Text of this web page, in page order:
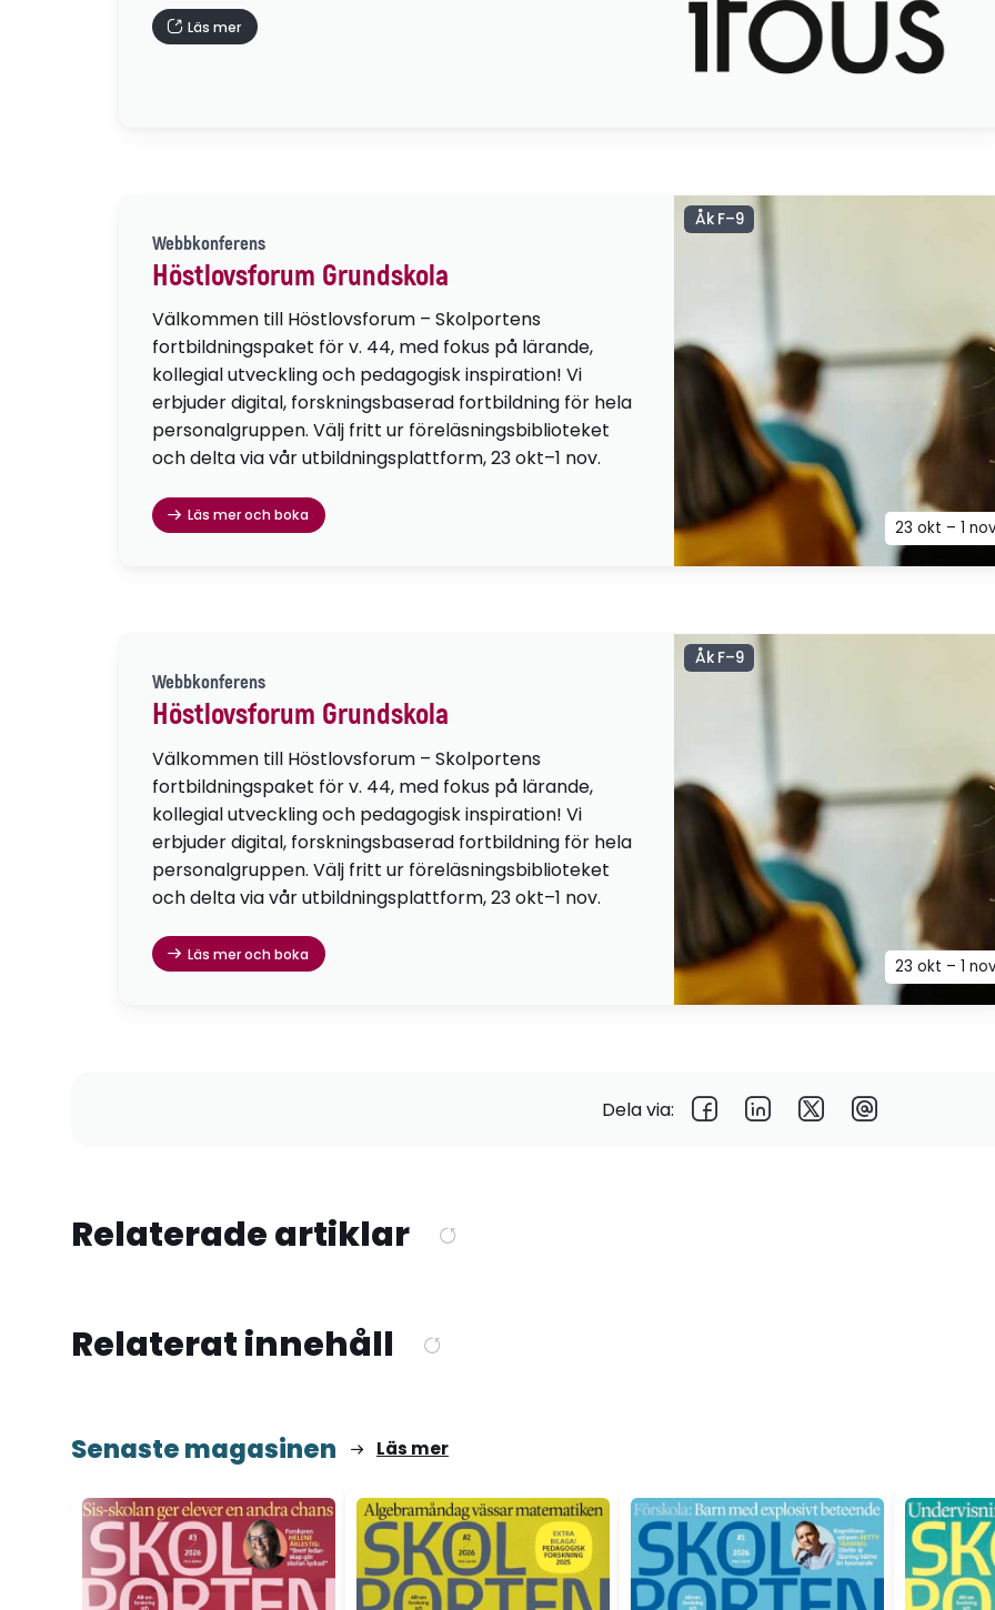
Läs mer
Webbkonferens
Höstlovsforum Grundskola
Välkommen till Höstlovsforum – Skolportens
fortbildningspaket för v. 44, med fokus på lärande,
kollegial utveckling och pedagogisk inspiration! Vi
erbjuder digital, forskningsbaserad fortbildning för hela
personalgruppen. Välj fritt ur föreläsningsbiblioteket
och delta via vår utbildningsplattform, 23 okt–1 nov.
Läs mer och boka
Åk F–9
23 okt – 1
Webbkonferens
Höstlovsforum Grundskola
Välkommen till Höstlovsforum – Skolportens
fortbildningspaket för v. 44, med fokus på lärande,
kollegial utveckling och pedagogisk inspiration! Vi
erbjuder digital, forskningsbaserad fortbildning för hela
personalgruppen. Välj fritt ur föreläsningsbiblioteket
och delta via vår utbildningsplattform, 23 okt–1 nov.
Läs mer och boka
Åk F–9
23 okt – 1
Dela via:
Relaterade artiklar
Relaterat innehåll
Senaste magasinen Läs mer